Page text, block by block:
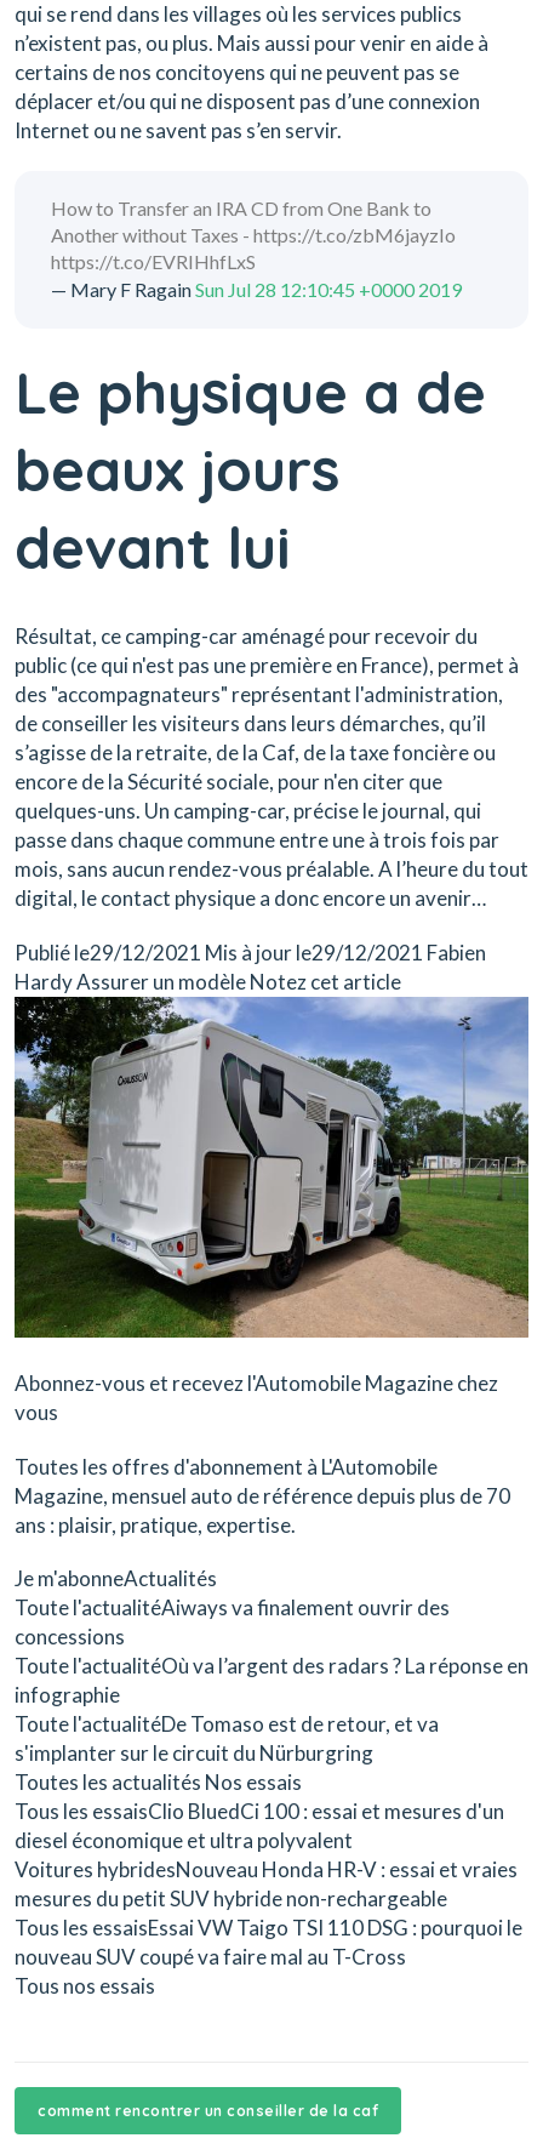
qui se rend dans les villages où les services publics
n’existent pas, ou plus. Mais aussi pour venir en aide à
certains de nos concitoyens qui ne peuvent pas se
déplacer et/ou qui ne disposent pas d’une connexion
Internet ou ne savent pas s’en servir.
How to Transfer an IRA CD from One Bank to
Another without Taxes - https://t.co/zbM6jayzIo
https://t.co/EVRIHhfLxS
— Mary F RagainSun Jul 28 12:10:45 +0000 2019
Le physique a de
beaux jours
devant lui
Résultat, ce camping-car aménagé pour recevoir du
public (ce qui n'est pas une première en France), permet à
des "accompagnateurs" représentant l'administration,
de conseiller les visiteurs dans leurs démarches, qu’il
s’agisse de la retraite, de la Caf, de la taxe foncière ou
encore de la Sécurité sociale, pour n'en citer que
quelques-uns. Un camping-car, précise le journal, qui
passe dans chaque commune entre une à trois fois par
mois, sans aucun rendez-vous préalable. A l’heure du tout
digital, le contact physique a donc encore un avenir…
Publié le29/12/2021 Mis à jour le29/12/2021 Fabien
Hardy Assurer un modèle Notez cet article
Abonnez-vous et recevez l'Automobile Magazine chez
vous
Toutes les offres d'abonnement à L'Automobile
Magazine, mensuel auto de référence depuis plus de 70
ans : plaisir, pratique, expertise.
Je m'abonneActualités
Toute l'actualitéAiways va finalement ouvrir des
concessions
Toute l'actualitéOù va l’argent des radars ? La réponse en
infographie
Toute l'actualitéDe Tomaso est de retour, et va
s'implanter sur le circuit du Nürburgring
Toutes les actualités Nos essais
Tous les essaisClio BluedCi 100 : essai et mesures d'un
diesel économique et ultra polyvalent
Voitures hybridesNouveau Honda HR-V : essai et vraies
mesures du petit SUV hybride non-rechargeable
Tous les essaisEssai VW Taigo TSI 110 DSG : pourquoi le
nouveau SUV coupé va faire mal au T-Cross
Tous nos essais
comment rencontrer un conseiller de la caf